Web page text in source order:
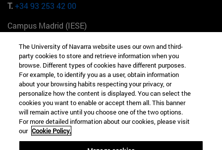
T.+34 93 253 42 00
Campus Madrid (IESE)
+34 912 11 30 00
Campus Nueva York (IESE)
165 W 57th St 10019-2201 Nueva York EE.UU
+1 646 346 8850
Campus Munich (IESE)
Maria-Theresia-Straße 15 81675 Múnich Alemania
The University of Navarra website uses our own and third-
party cookies to store and retrieve information when you
browse. Different types of cookies have different purposes.
For example, to identify you as a user, obtain information
about your browsing habits respecting your privacy, or
personalize how the content is displayed. You can select the
cookies you want to enable or accept them all. This banner
will remain active until you choose one of the two options.
For more detailed information about our cookies, please visit
our Cookie Policy.